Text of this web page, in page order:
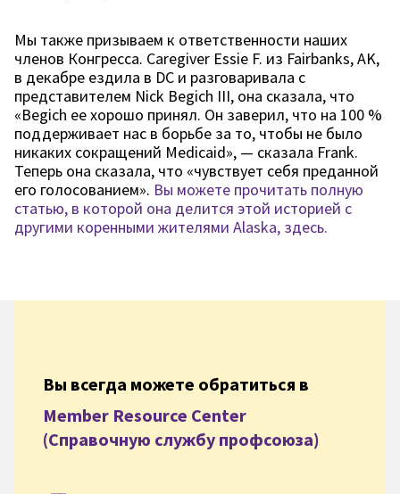
Мы также призываем к ответственности наших
членов Конгресса. Caregiver Essie F. из Fairbanks, AK,
в декабре ездила в DC и разговаривала с
представителем Nick Begich III, она сказала, что
«Begich ее хорошо принял. Он заверил, что на 100 %
поддерживает нас в борьбе за то, чтобы не было
никаких сокращений Medicaid», — сказала Frank.
Теперь она сказала, что «чувствует себя преданной
его голосованием». Вы можете прочитать полную
статью, в которой она делится этой историей с
другими коренными жителями Alaska, здесь.
Вы всегда можете обратиться в
Member Resource Center
(Справочную службу профсоюза)